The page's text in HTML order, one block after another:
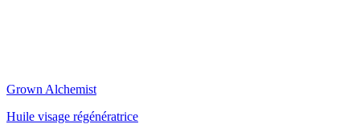
Grown Alchemist
Huile visage régénératrice